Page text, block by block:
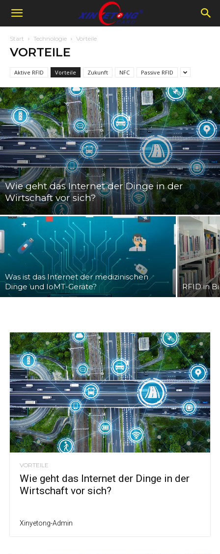
Start Technologie Vorteile
VORTEILE
Aktive RFID Vorteile Zukunft NFC Passive RFID
Wie geht das Internet der Dinge in der
Wirtschaft vor sich?
Was ist das Internet der medizinischen
Dinge und IoMT-Geräte?
RFID in
VORTEILE
Wie geht das Internet der Dinge in der
Wirtschaft vor sich?
Xinyetong-Admin